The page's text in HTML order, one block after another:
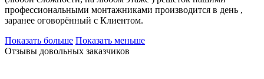
профессиональными монтажниками производится в день ,
заранее оговорённый с Клиентом.
Показать больше Показать меньше
Отзывы довольных заказчиков